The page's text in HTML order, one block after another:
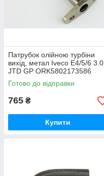
Патрубок олійною турбіни
вихід, метал Iveco E4/5/6 3.0
JTD GP ORK5802173586
Готово до відправки
765 ₴
Купити